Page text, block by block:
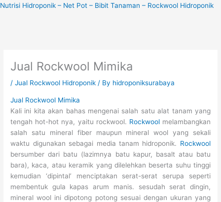
Skip
Nutrisi Hidroponik – Net Pot – Bibit Tanaman – Rockwool Hidroponik
Jual Rockwool Mimika
/Jual Rockwool Hidroponik / By hidroponiksurabaya
Jual Rockwool Mimika
Kali ini kita akan bahas mengenai salah satu alat tanam yang
tengah hot-hot nya, yaitu rockwool. Rockwoolmelambangkan
salah satu mineral fiber maupun mineral wool yang sekali
waktu digunakan sebagai media tanam hidroponik. Rockwool
bersumber dari batu (lazimnya batu kapur, basalt atau batu
bara), kaca, atau keramik yang dilelehkan beserta suhu tinggi
kemudian ‘dipintal’ menciptakan serat-serat serupa seperti
membentuk gula kapas arum manis. sesudah serat dingin,
mineral wool ini dipotong potong sesuai dengan ukuran yang